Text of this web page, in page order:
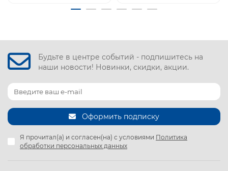
Будьте в центре событий - подпишитесь на
наши новости! Новинки, скидки, акции.
Оформить подписку
Я прочитал(а) и согласен(на) с условиями Политика
обработки персональных данных